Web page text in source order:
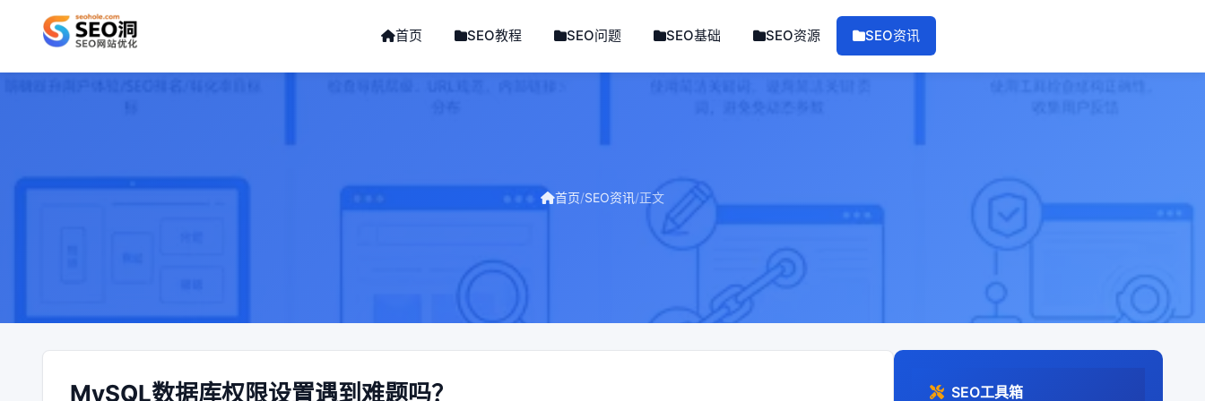
首页 SEO教程 SEO问题 SEO基础 SEO资源 SEO资讯
首页/SEO资讯/正文
MySQL数据库权限设置遇到难题吗？ SEO工具箱